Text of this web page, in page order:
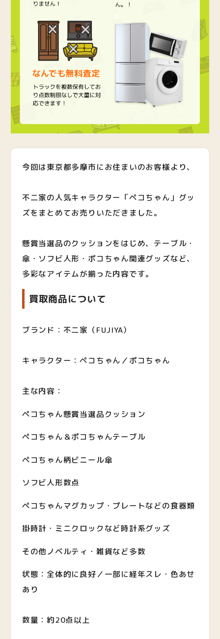
今回は東京都多摩市にお住まいのお客様より、
不二家の人気キャラクター「ペコちゃん」グッ
ズをまとめてお売りいただきました。
懸賞当選品のクッションをはじめ、テーブル・
傘・ソフビ人形・ポコちゃん関連グッズなど、
多彩なアイテムが揃った内容です。
買取商品について
ブランド：不二家（FUJIYA）
キャラクター：ペコちゃん／ポコちゃん
主な内容：
ペコちゃん懸賞当選品クッション
ペコちゃん＆ポコちゃんテーブル
ペコちゃん柄ビニール傘
ソフビ人形数点
ペコちゃんマグカップ・プレートなどの食器類
掛時計・ミニクロックなど時計系グッズ
その他ノベルティ・雑貨など多数
状態：全体的に良好／一部に経年スレ・色あせ
あり
数量：約20点以上